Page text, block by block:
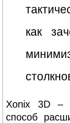
как
Xonix 3D –
способ